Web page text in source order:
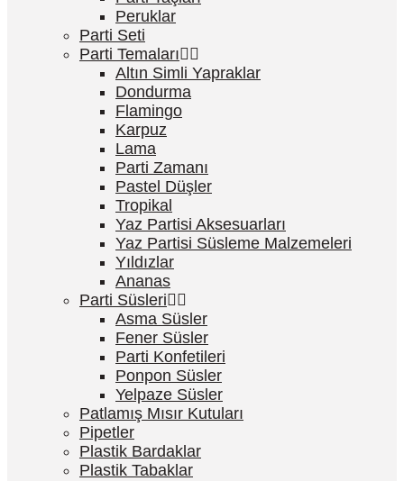
Peruklar
Parti Seti
Parti Temaları
Altın Simli Yapraklar
Dondurma
Flamingo
Karpuz
Lama
Parti Zamanı
Pastel Düşler
Tropikal
Yaz Partisi Aksesuarları
Yaz Partisi Süsleme Malzemeleri
Yıldızlar
Ananas
Parti Süsleri
Asma Süsler
Fener Süsler
Parti Konfetileri
Ponpon Süsler
Yelpaze Süsler
Patlamış Mısır Kutuları
Pipetler
Plastik Bardaklar
Plastik Tabaklar